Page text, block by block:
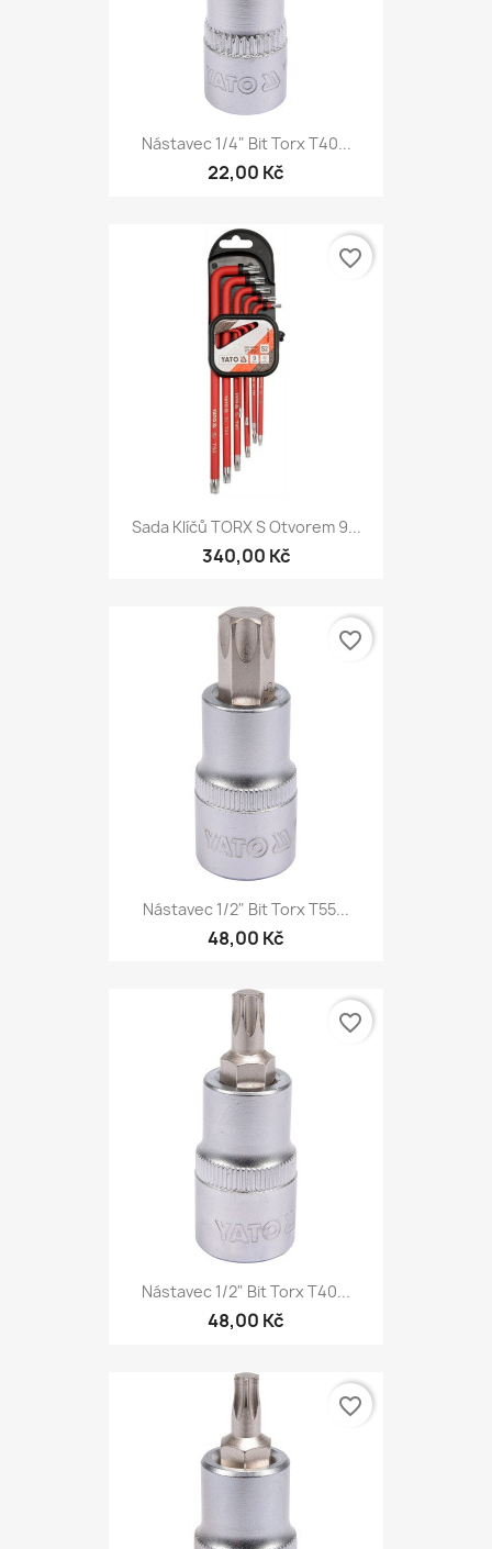
Nástavec 1/4" Bit Torx T40...
22,00 Kč
Sada Klíčů TORX S Otvorem 9...
340,00 Kč
favorite_border
Nástavec 1/2" Bit Torx T55...
48,00 Kč
favorite_border
Nástavec 1/2" Bit Torx T40...
48,00 Kč
favorite_border
favorite_border